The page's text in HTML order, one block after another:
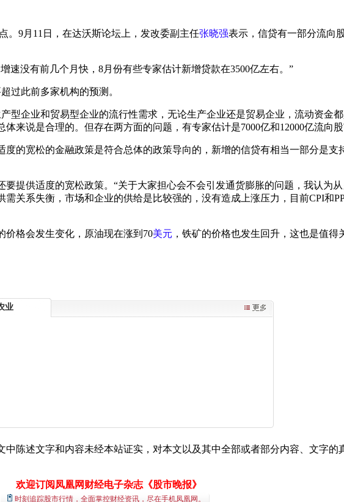
。9月11日，在达沃斯论坛上，发改委副主任张晓强表示，信贷有一部分流向
速没有前几个月快，8月份有些专家估计新增贷款在3500亿左右。”
过此前多家机构的预测。
型企业和贸易型企业的流行性需求，无论生产企业还是贸易企业，流动资金
来说是合理的。但存在两方面的问题，有专家估计是7000亿和12000亿流向股
的宽松的金融政策是符合总体的政策导向的，新增的信贷有相当一部分是
提供适度的宽松政策。“关于大家担心会不会引发通货膨胀的问题，我认为
关系失衡，市场和企业的供给是比较强的，没有造成上涨压力，目前CPI和
价格会发生变化，原油现在涨到70美元 ，铁矿的价格也发生回升，这也是值得
业
陈述文字和内容未经本站证实，对本文以及其中全部或者部分内容、文字
欢迎订阅凤凰网财经电子杂志《股市晚报》
时刻追踪股市行情，全面掌控财经资讯，尽在手机凤凰网。